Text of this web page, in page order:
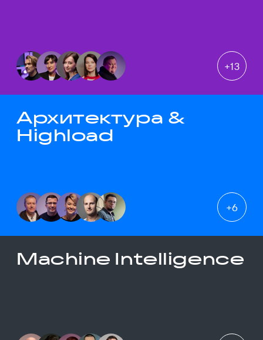
+13
Архитектура &
Highload
+6
Machine Intelligence